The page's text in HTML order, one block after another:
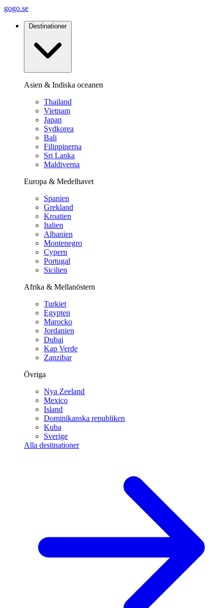
gogo.se
Destinationer
Asien & Indiska oceanen
Thailand
Vietnam
Japan
Sydkorea
Bali
Filippinerna
Sri Lanka
Maldiverna
Europa & Medelhavet
Spanien
Grekland
Kroatien
Italien
Albanien
Montenegro
Cypern
Portugal
Sicilien
Afrika & Mellanöstern
Turkiet
Egypten
Marocko
Jordanien
Dubai
Kap Verde
Zanzibar
Övriga
Nya Zeeland
Mexico
Island
Dominikanska republiken
Kuba
Sverige
Alla destinationer